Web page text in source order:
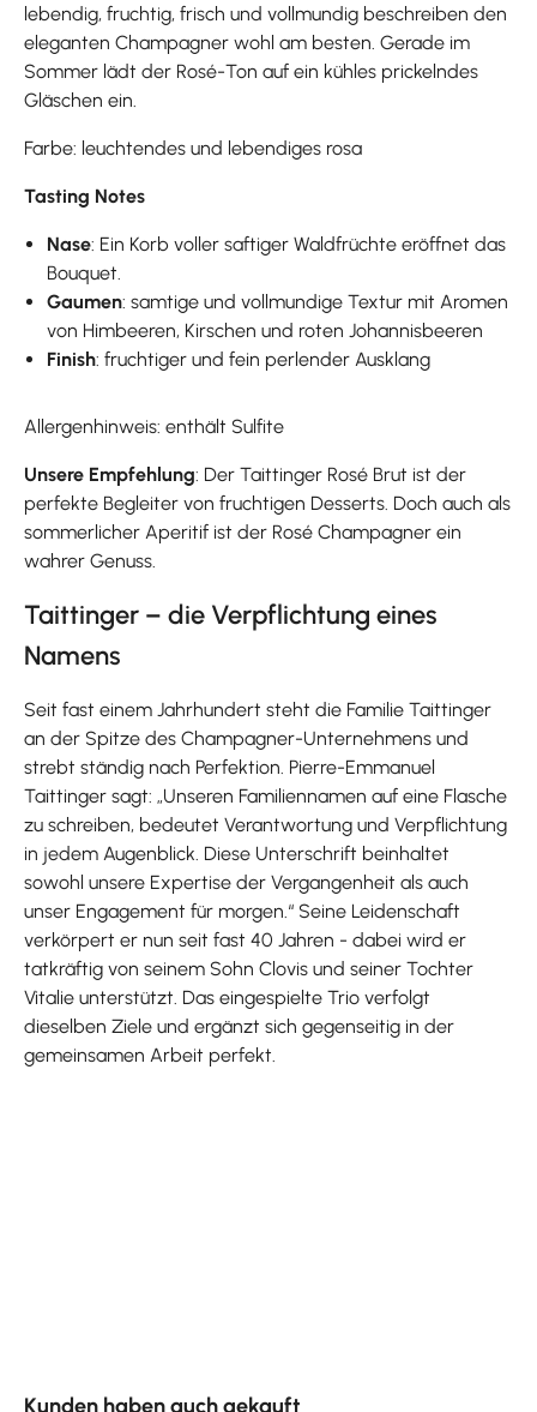
lebendig, fruchtig, frisch und vollmundig beschreiben den
eleganten Champagner wohl am besten. Gerade im
Sommer lädt der Rosé-Ton auf ein kühles prickelndes
Gläschen ein.
Farbe: leuchtendes und lebendiges rosa
Tasting Notes
Nase: Ein Korb voller saftiger Waldfrüchte eröffnet das
Bouquet.
Gaumen: samtige und vollmundige Textur mit Aromen
von Himbeeren, Kirschen und roten Johannisbeeren
Finish: fruchtiger und fein perlender Ausklang
Allergenhinweis: enthält Sulfite
Unsere Empfehlung: Der Taittinger Rosé Brut ist der
perfekte Begleiter von fruchtigen Desserts. Doch auch als
sommerlicher Aperitif ist der Rosé Champagner ein
wahrer Genuss.
Taittinger – die Verpflichtung eines
Namens
Seit fast einem Jahrhundert steht die Familie Taittinger
an der Spitze des Champagner-Unternehmens und
strebt ständig nach Perfektion. Pierre-Emmanuel
Taittinger sagt: „Unseren Familiennamen auf eine Flasche
zu schreiben, bedeutet Verantwortung und Verpflichtung
in jedem Augenblick. Diese Unterschrift beinhaltet
sowohl unsere Expertise der Vergangenheit als auch
unser Engagement für morgen.“ Seine Leidenschaft
verkörpert er nun seit fast 40 Jahren - dabei wird er
tatkräftig von seinem Sohn Clovis und seiner Tochter
Vitalie unterstützt. Das eingespielte Trio verfolgt
dieselben Ziele und ergänzt sich gegenseitig in der
gemeinsamen Arbeit perfekt.
Kunden haben auch gekauft